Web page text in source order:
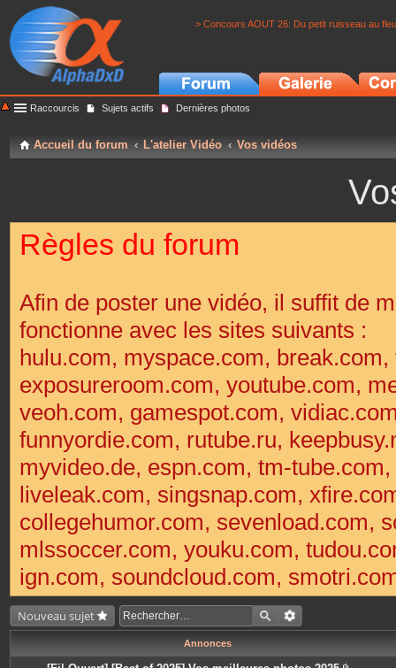
> Concours AOUT 26: Du petit ruisseau au
Raccourcis Sujets actifs Dernières photos
Accueil du forum L'atelier Vidéo Vos vidéos
Règles du forum
Afin de poster une vidéo, il suffit de
fonctionne avec les sites suivants :
hulu.com, myspace.com,
exposureroom.com, youtube.com,
veoh.com, gamespot.com,
funnyordie.com, rutube.ru,
myvideo.de, espn.com, tm-
liveleak.com, singsnap.com,
collegehumor.com, sevenload.com,
mlssoccer.com, youku.com,
ign.com, soundcloud.com,
Nouveau sujet
Annonces